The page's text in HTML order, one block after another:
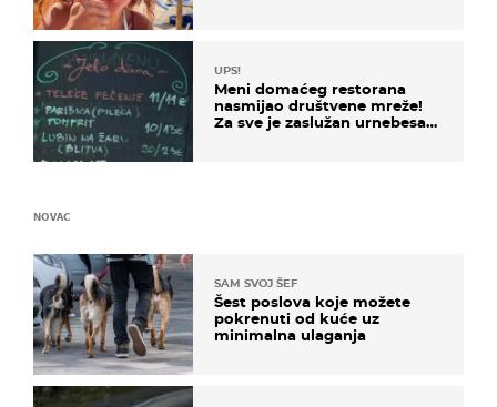
UPS!
Meni domaćeg restorana
nasmijao društvene mreže!
Za sve je zaslužan urnebesan
NOVAC
SAM SVOJ ŠEF
Šest poslova koje možete
pokrenuti od kuće uz
minimalna ulaganja